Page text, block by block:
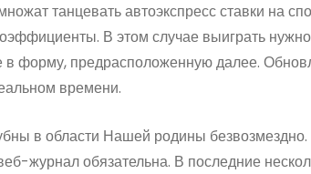
танцевать автоэкспресс ставки на
В этом случае выиграть
в форму, предрасположенную далее.
времени.
в области Нашей родины безвозмездно.
журнал обязательна. В последние